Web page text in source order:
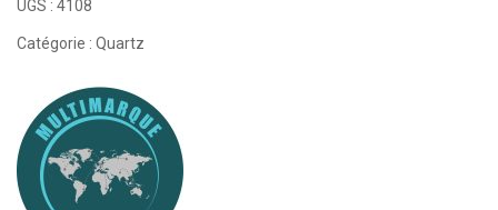
UGS : 4108
Catégorie : Quartz